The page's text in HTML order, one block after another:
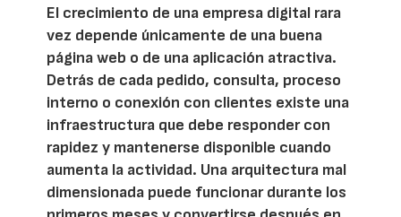
El crecimiento de una empresa digital rara
vez depende únicamente de una buena
página web o de una aplicación atractiva.
Detrás de cada pedido, consulta, proceso
interno o conexión con clientes existe una
infraestructura que debe responder con
rapidez y mantenerse disponible cuando
aumenta la actividad. Una arquitectura mal
dimensionada puede funcionar durante los